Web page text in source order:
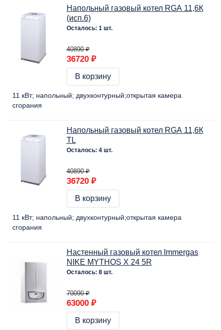
Напольный газовый котел RGA 11,6К
(исп.6)
Осталось: 1 шт.
40890 ₽
36720 ₽
В корзину
11 кВт напольный двухконтурный открытая камера
сгорания
Напольный газовый котел RGA 11,6К
TL
Осталось: 4 шт.
40890 ₽
36720 ₽
В корзину
11 кВт напольный двухконтурный открытая камера
сгорания
Настенный газовый котел Immergas
NIKE MYTHOS X 24 5R
Осталось: 8 шт.
70090 ₽
63000 ₽
В корзину